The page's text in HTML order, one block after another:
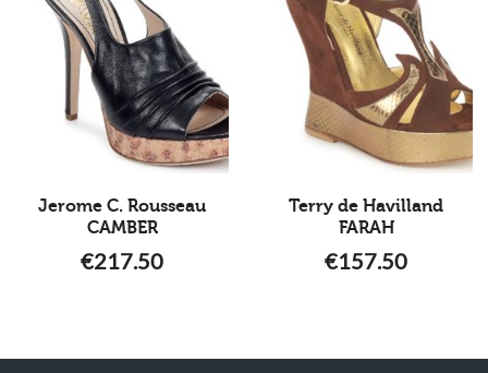
Jerome C. Rousseau
CAMBER
€217.50
Terry de Havilland
FARAH
€157.50